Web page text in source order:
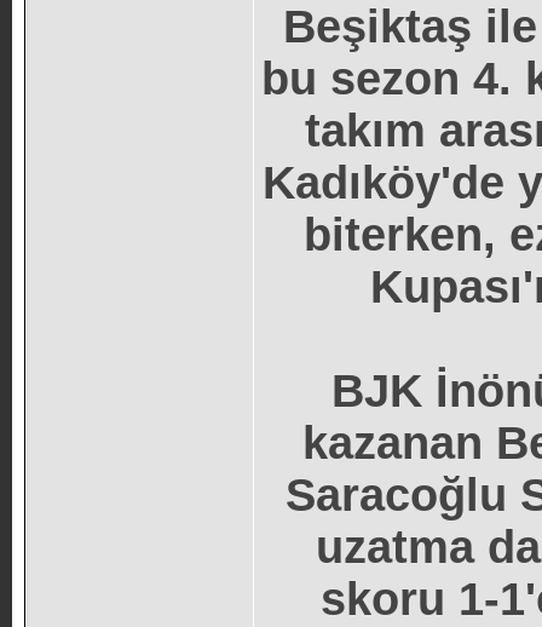
Beşiktaş
bu sezon 4.
takım
Kadıköy'de
biterken,
BJK
kazanan
Saracoğlu
uzatma
skoru 1-